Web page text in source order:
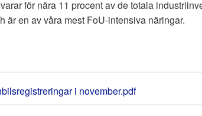
för nära 11 procent av de totala
är en av våra mest FoU-intensiva näringar.
i november.pdf